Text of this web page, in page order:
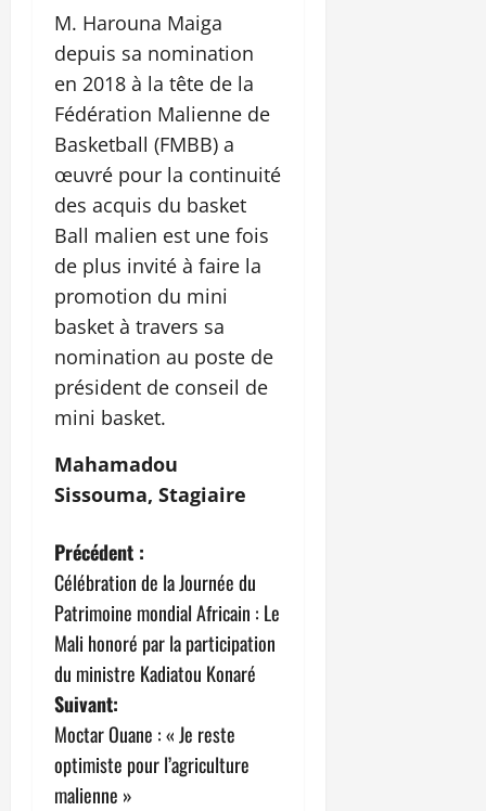
M. Harouna Maiga
depuis sa nomination
en 2018 à la tête de la
Fédération Malienne de
Basketball (FMBB) a
œuvré pour la continuité
des acquis du basket
Ball malien est une fois
de plus invité à faire la
promotion du mini
basket à travers sa
nomination au poste de
président de conseil de
mini basket.
Mahamadou
Sissouma, Stagiaire
N
a
v
i
g
a
Précédent :
Célébration de la Journée du
Patrimoine mondial Africain : Le
Mali honoré par la participation
du ministre Kadiatou Konaré
Suivant:
Moctar Ouane : « Je reste
optimiste pour l’agriculture
malienne »